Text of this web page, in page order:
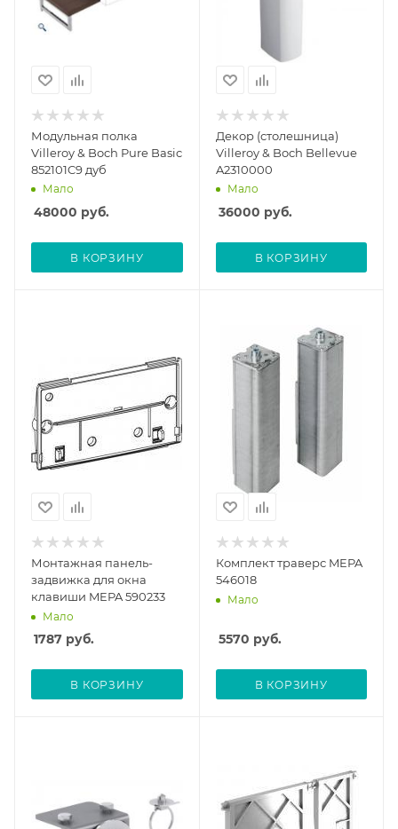
Модульная полка
Villeroy & Boch Pure Basic
852101C9 дуб
Мало
48000 руб.
В КОРЗИНУ
Декор (столешница)
Villeroy & Boch Bellevue
A2310000
Мало
36000 руб.
В КОРЗИНУ
Монтажная панель-
задвижка для окна
клавиши MEPA 590233
Мало
1787 руб.
В КОРЗИНУ
Комплект траверс MEPA
546018
Мало
5570 руб.
В КОРЗИНУ